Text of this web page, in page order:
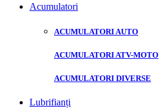
Acumulatori
ACUMULATORI AUTO
ACUMULATORI ATV-MOTO
ACUMULATORI DIVERSE
Lubrifianți